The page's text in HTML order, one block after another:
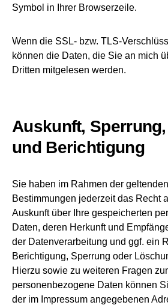
Symbol in Ihrer Browserzeile.
Wenn die SSL- bzw. TLS-
können die Daten, die Sie an mich
Dritten mitgelesen werden.
Auskunft,
und Berichtigung
Sie haben im Rahmen der
Bestimmungen jederzeit das Recht
Auskunft über Ihre gespeicherten
Daten, deren Herkunft und
der Datenverarbeitung und ggf. ein
Berichtigung, Sperrung oder
Hierzu sowie zu weiteren Fragen
personenbezogene Daten können
der im Impressum angegebenen